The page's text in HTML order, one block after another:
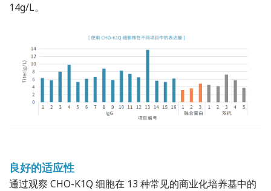
14g/L。
良好的适应性
通过观察 CHO-K1Q 细胞在 13 种常见的商业化培养基中的